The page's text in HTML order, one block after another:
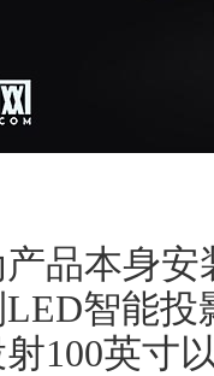
品本身
智能
100英寸